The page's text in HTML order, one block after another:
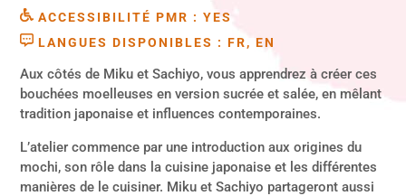
ACCESSIBILITÉ PMR : YES
LANGUES DISPONIBLES : FR, EN
Aux côtés de Miku et Sachiyo, vous apprendrez à créer ces
bouchées moelleuses en version sucrée et salée, en mêlant
tradition japonaise et influences contemporaines.
L’atelier commence par une introduction aux origines du
mochi, son rôle dans la cuisine japonaise et les différentes
manières de le cuisiner. Miku et Sachiyo partageront aussi